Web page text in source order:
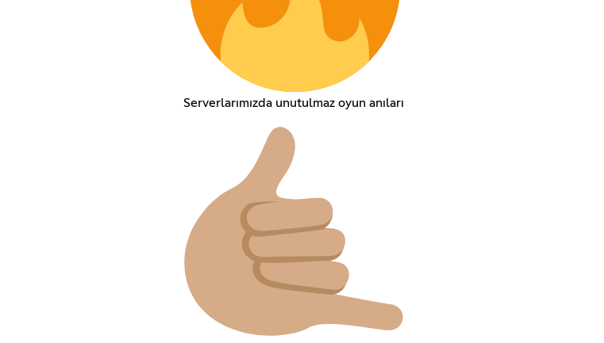
Serverlarımızda unutulmaz oyun anıları